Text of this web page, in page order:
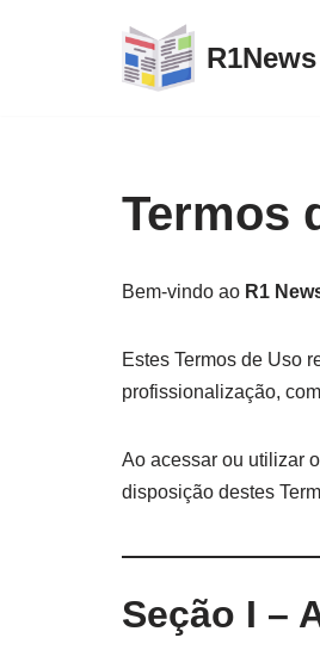
R1News
Termos
Bem-vindo ao R1
Estes Termos de Uso
profissionalização,
Ao acessar ou utilizar o
disposição destes
Seção I –